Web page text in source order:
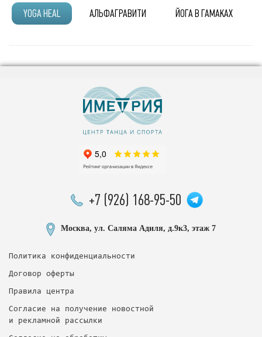
YOGA HEAL АЛЬФАГРАВИТИ ЙОГА В ГАМАКАХ
+7 (926) 168-95-50
Москва, ул. Саляма Адиля, д.9к3, этаж 7
Политика конфиденциальности
Договор оферты
Правила центра
Согласие на получение новостной
и рекламной рассылки